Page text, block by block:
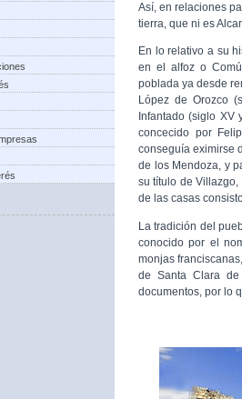
Así, en relaciones
tierra, que ni es
En lo relativo a su
en el alfoz o
poblada ya desde
López de Orozco
Infantado (siglo
con­cecido por
conseguía eximirse
de los Mendoza, y
su título de
de las casas
La tradición del
conocido por el
monjas
de Santa Clara
documentos, por lo